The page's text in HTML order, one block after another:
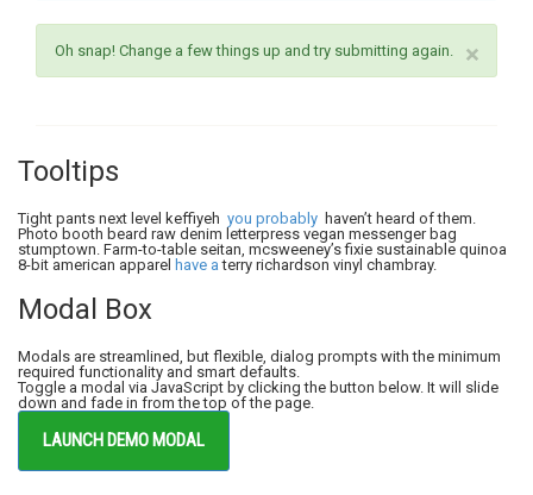
×
Oh snap! Change a few things up and try submitting again.
Tooltips
Tight pants next level keffiyeh you probably haven’t heard of them.
Photo booth beard raw denim letterpress vegan messenger bag
stumptown. Farm-to-table seitan, mcsweeney’s fixie sustainable quinoa
8-bit american apparel have a terry richardson vinyl chambray.
Modal Box
Modals are streamlined, but flexible, dialog prompts with the minimum
required functionality and smart defaults.
Toggle a modal via JavaScript by clicking the button below. It will slide
down and fade in from the top of the page.
LAUNCH DEMO MODAL